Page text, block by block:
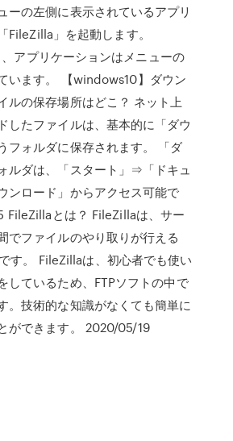
の左側に表示されているアプリ
FileZilla」を起動します。
アプリケーションはメニューの
います。 【windows10】ダウン
ルの保存場所はどこ？ ネット上
したファイルは、基本的に「ダウ
フォルダに保存されます。 「ダ
ルダは、「スタート」⇒「ドキュ
ンロード」からアクセス可能で
FileZillaとは？ FileZillaは、サー
でファイルのやり取りが行える
す。 FileZillaは、初心者でも使い
しているため、FTPソフトの中で
。技術的な知識がなくても簡単に
ができます。 2020/05/19